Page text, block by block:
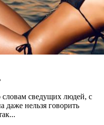
сведущих людей, с
даже нельзя говорить